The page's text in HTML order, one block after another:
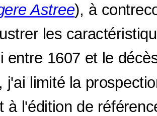
Astree), à
les
entre 1607 et le
j'ai limité la
à l'édition de